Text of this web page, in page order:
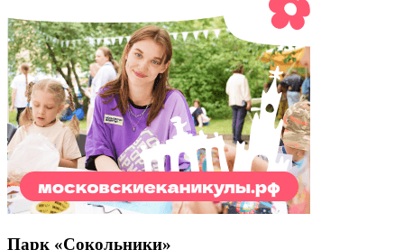
Парк «Сокольники»